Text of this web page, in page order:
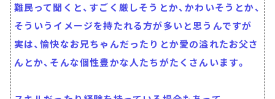
難民って聞くと、すごく厳しそうとか、かわいそうとか、
そういうイメージを持たれる方が多いと思うんですが
実は、愉快なお兄ちゃんだったりとか愛の溢れたお父さ
んとか、そんな個性豊かな人たちがたくさんいます。